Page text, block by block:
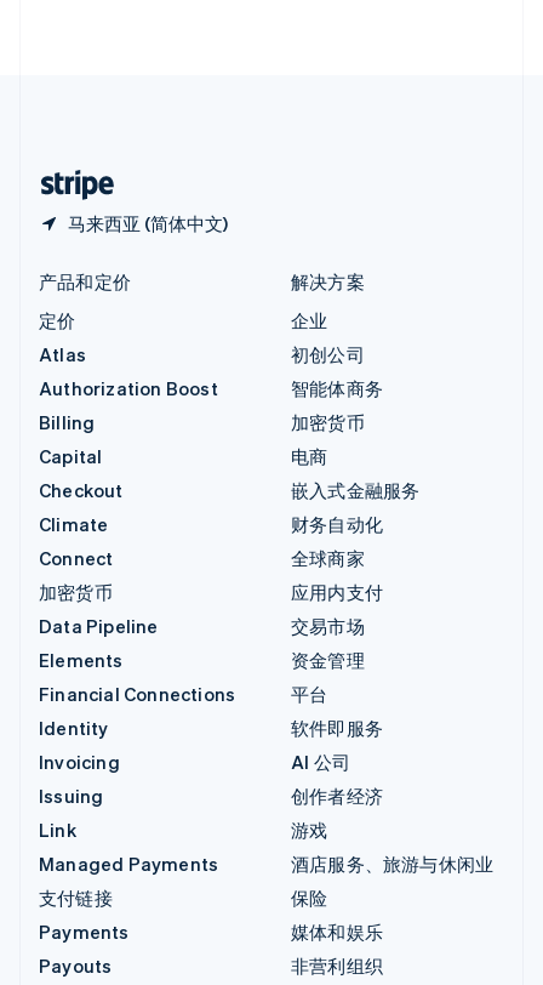
马来西亚 (简体中文)
产品和定价
定价
Atlas
Authorization Boost
Billing
Capital
Checkout
Climate
Connect
加密货币
Data Pipeline
Elements
Financial Connections
Identity
Invoicing
Issuing
Link
Managed Payments
支付链接
Payments
Payouts
解决方案
企业
初创公司
智能体商务
加密货币
电商
嵌入式金融服务
财务自动化
全球商家
应用内支付
交易市场
资金管理
平台
软件即服务
AI 公司
创作者经济
游戏
酒店服务、旅游与休闲业
保险
媒体和娱乐
非营利组织